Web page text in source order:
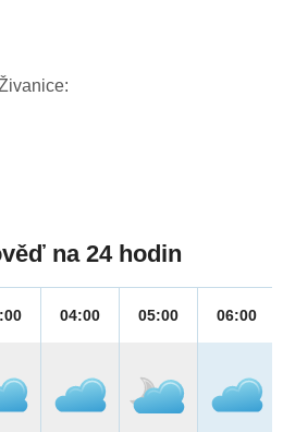
na 24 hodin
04:00 05:00 06:00